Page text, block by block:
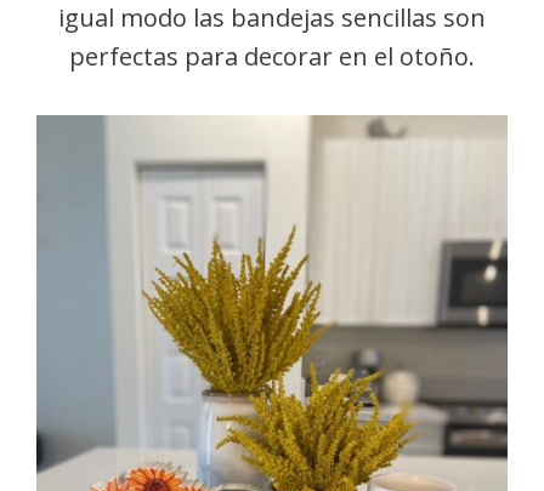
igual modo las bandejas sencillas son
perfectas para decorar en el otoño.